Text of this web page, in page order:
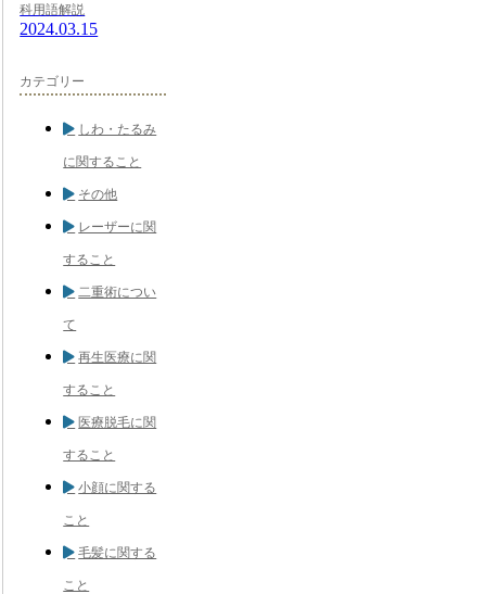
科用語解説
2024.03.15
カテゴリー
しわ・たるみ
に関すること
その他
レーザーに関
すること
二重術につい
て
再生医療に関
すること
医療脱毛に関
すること
小顔に関する
こと
毛髪に関する
こと